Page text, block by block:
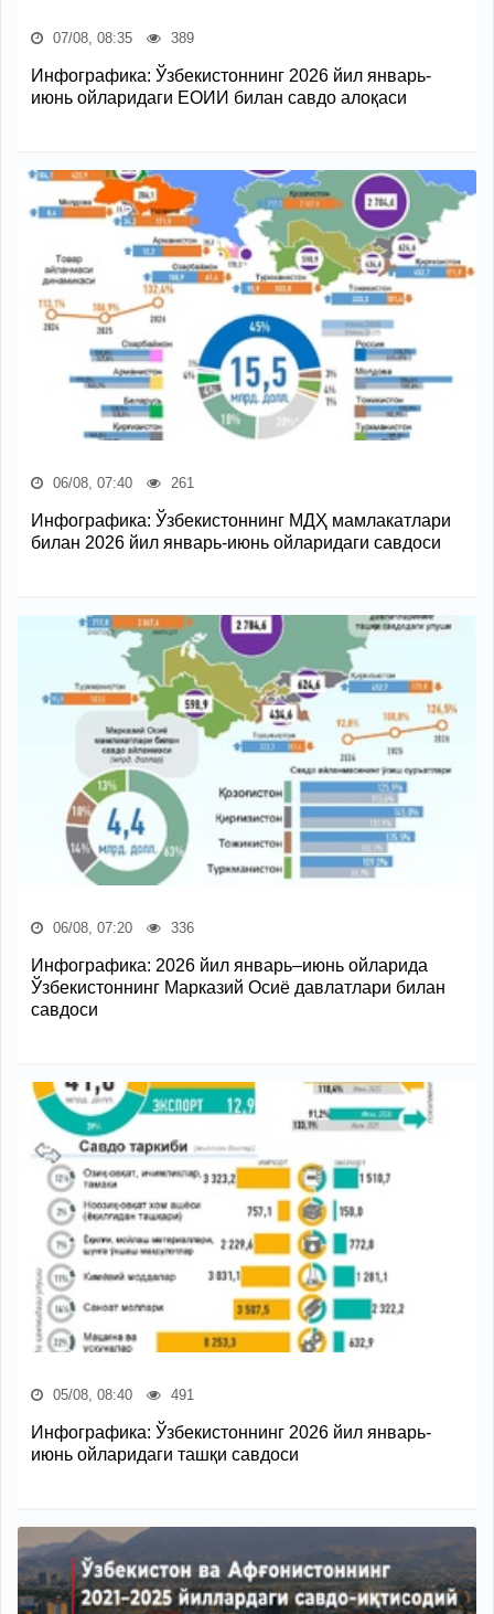
07/08, 08:35 389
Инфографика: Ўзбекистоннинг 2026 йил январь-
июнь ойларидаги ЕОИИ билан савдо алоқаси
06/08, 07:40 261
Инфографика: Ўзбекистоннинг МДҲ мамлакатлари
билан 2026 йил январь-июнь ойларидаги савдоси
06/08, 07:20 336
Инфографика: 2026 йил январь–июнь ойларида
Ўзбекистоннинг Марказий Осиё давлатлари билан
савдоси
05/08, 08:40 491
Инфографика: Ўзбекистоннинг 2026 йил январь-
июнь ойларидаги ташқи савдоси